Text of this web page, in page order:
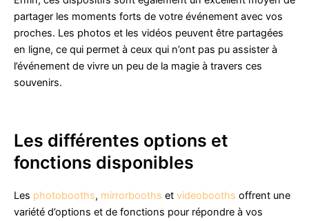
partager les moments forts de votre événement avec vos
proches. Les photos et les vidéos peuvent être partagées
en ligne, ce qui permet à ceux qui n’ont pas pu assister à
l’événement de vivre un peu de la magie à travers ces
souvenirs.
Les différentes options et
fonctions disponibles
Les photobooths, mirrorbooths et videobooths offrent une
variété d’options et de fonctions pour répondre à vos